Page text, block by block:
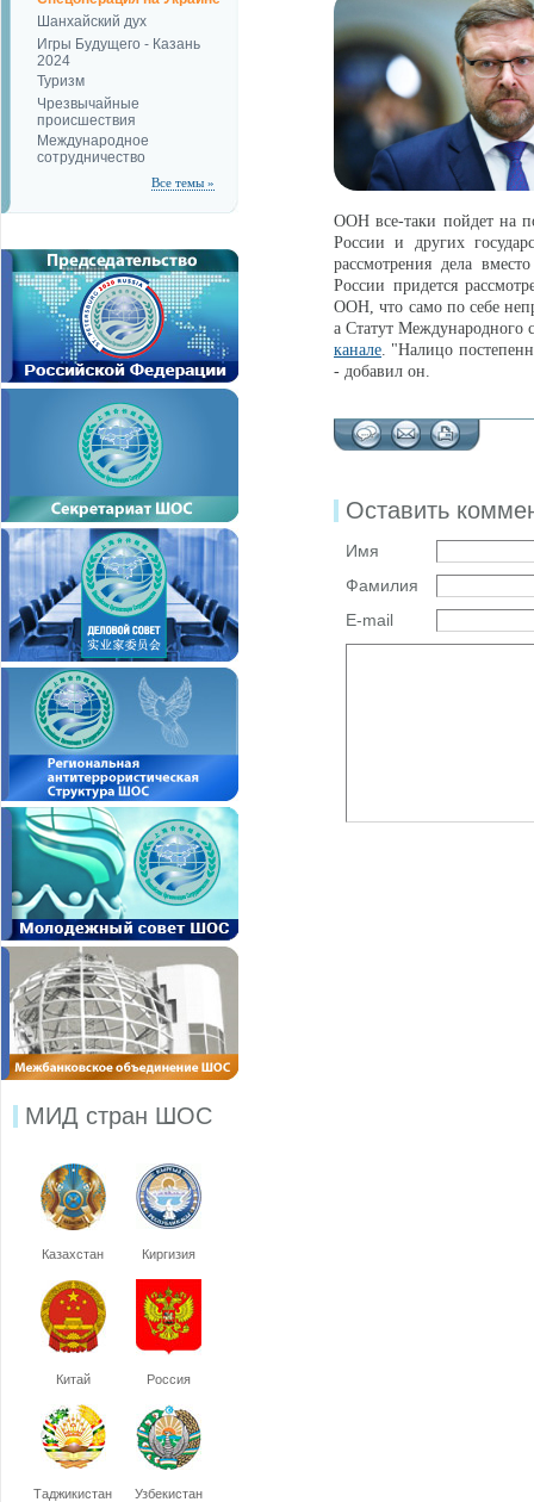
Шанхайский дух
Игры Будущего - Казань
2024
Туризм
Чрезвычайные
происшествия
Международное
сотрудничество
Все темы »
МИД стран ШОС
Казахстан Киргизия
Китай Россия
Таджикистан Узбекистан
ООН все-таки пойдет на
России и других
рассмотрения дела
России придется
ООН, что само по себе
а Статут Международного
канале. "Налицо
- добавил он.
Оставить
Имя
Фамилия
E-mail